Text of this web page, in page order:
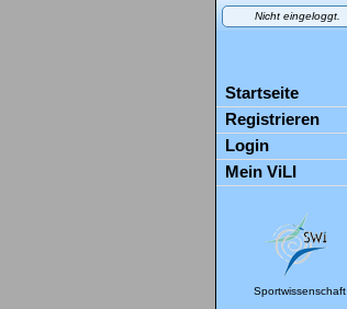
Nicht eingeloggt.
Startseite
Registrieren
Login
Mein ViLI
Sportwissenschaft